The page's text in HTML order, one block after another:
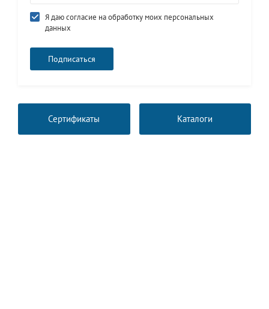
Я даю согласие на обработку моих персональных
данных
Сертификаты Каталоги